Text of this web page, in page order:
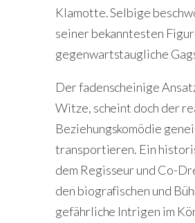
Klamotte. Selbige
seiner bekanntesten
gegenwartstaugliche
Der fadenscheinige
Witze, scheint doch der
Beziehungskomödie
transportieren. Ein
dem Regisseur und Co-
den biografischen und
gefährliche Intrigen im